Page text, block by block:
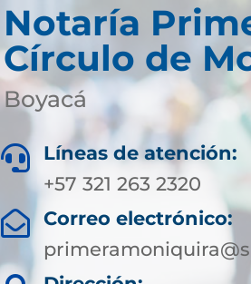
Notaría
Círculo de
Boyacá

Líneas de atención:
+57 321 263 2320

Correo electrónico: